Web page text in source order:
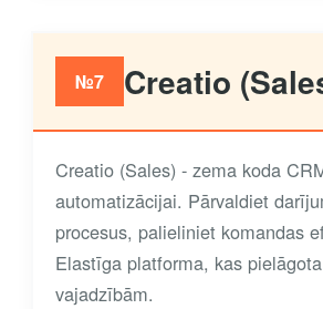
№7 Creatio
Creatio (Sales) - zema koda
automatizācijai. Pārvaldiet
procesus, palieliniet komandas
Elastīga platforma, kas
vajadzībām.